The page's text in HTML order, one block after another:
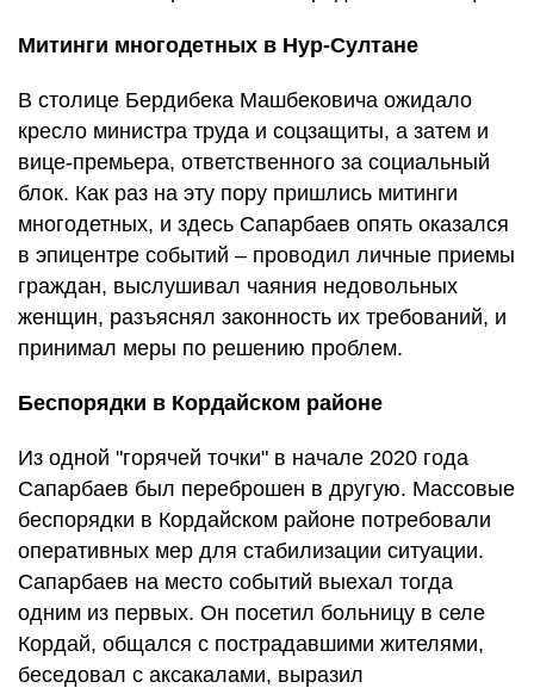
Митинги многодетных в Нур-Султане
В столице Бердибека Машбековича ожидало
кресло министра труда и соцзащиты, а затем и
вице-премьера, ответственного за социальный
блок. Как раз на эту пору пришлись митинги
многодетных, и здесь Сапарбаев опять оказался
в эпицентре событий – проводил личные приемы
граждан, выслушивал чаяния недовольных
женщин, разъяснял законность их требований, и
принимал меры по решению проблем.
Беспорядки в Кордайском районе
Из одной "горячей точки" в начале 2020 года
Сапарбаев был переброшен в другую. Массовые
беспорядки в Кордайском районе потребовали
оперативных мер для стабилизации ситуации.
Сапарбаев на место событий выехал тогда
одним из первых. Он посетил больницу в селе
Кордай, общался с пострадавшими жителями,
беседовал с аксакалами, выразил